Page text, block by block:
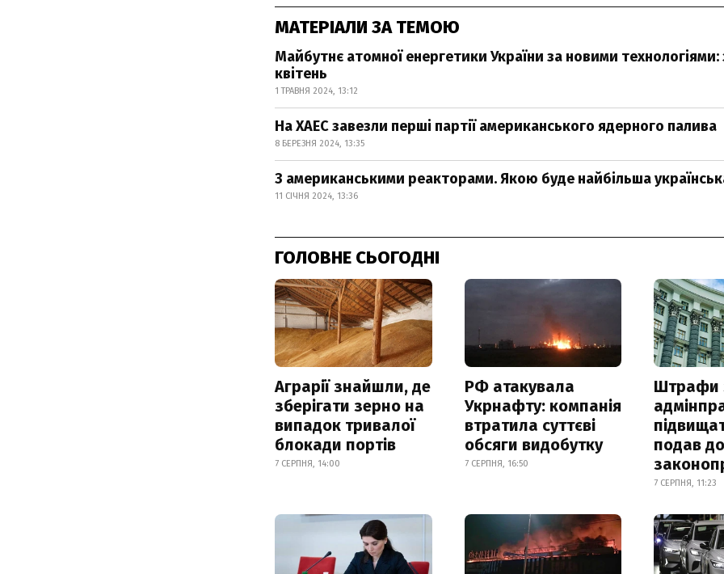
МАТЕРІАЛИ ЗА ТЕМОЮ
Майбутнє атомної енергетики України за новими
квітень
1 ТРАВНЯ 2024, 13:12
На ХАЕС завезли перші партії американського ядерного палива
8 БЕРЕЗНЯ 2024, 13:35
З американськими реакторами. Якою буде найбільша
11 СІЧНЯ 2024, 13:36
ГОЛОВНЕ СЬОГОДНІ
Аграрії знайшли, де
зберігати зерно на
випадок тривалої
блокади портів
7 СЕРПНЯ, 14:00
РФ атакувала
Укрнафту: компанія
втратила суттєві
обсяги видобутку
7 СЕРПНЯ, 16:50
Штрафи
подав
7 СЕРПНЯ, 11:23